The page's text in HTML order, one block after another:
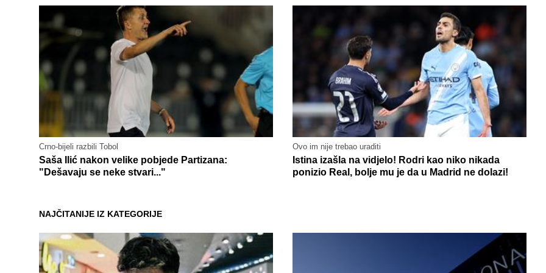
Crno-bijeli razbili Tobol
Saša Ilić nakon velike pobjede Partizana:
"Dešavaju se neke stvari..."
Ovo im nije trebao uraditi
Istina izašla na vidjelo! Rodri kao niko nikada
ponizio Real, bolje mu je da u Madrid ne dolazi!
NAJČITANIJE IZ KATEGORIJE